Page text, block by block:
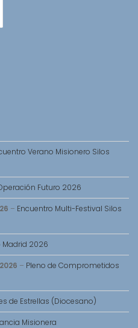
Verano Misionero Silos
Futuro 2026
– Encuentro Multi-Festival Silos
Madrid 2026
– Pleno de Comprometidos
de Estrellas (Diocesano)
Misionera